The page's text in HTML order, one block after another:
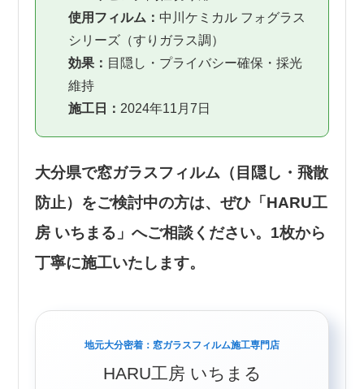
使用フィルム： 中川ケミカル フォグラス
シリーズ（すりガラス調）
効果： 目隠し・プライバシー確保・採光
維持
施工日： 2024年11月7日
大分県で窓ガラスフィルム（目隠し・飛散
防止）をご検討中の方は、ぜひ「HARU工
房 いちまる」へご相談ください。1枚から
丁寧に施工いたします。
地元大分密着：窓ガラスフィルム施工専門店
HARU工房 いちまる